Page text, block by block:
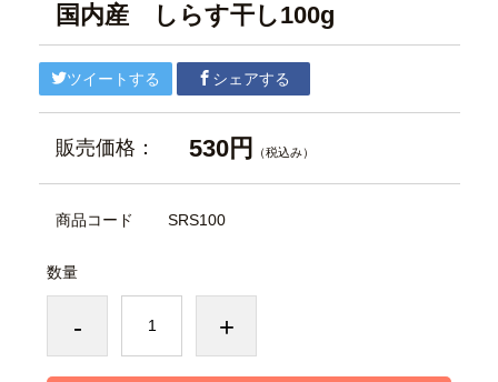
国内産 しらす干し100g
ツイートする シェアする
販売価格： 530円 （税込み）
商品コード SRS100
数量
- +